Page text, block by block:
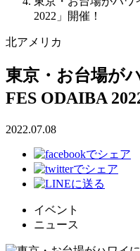
2022」開催！
北アメリカ
東京・お台場が
FES ODAIBA
2022.07.08
イベント
ニュース